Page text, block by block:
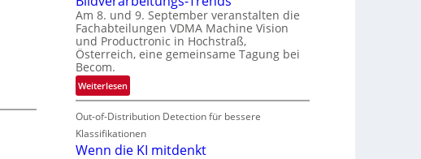
c
h
k
e
i
t
e
n
e
r
i
n
I
S
I
O
N
d
e
d
T
o
u
e
n
a
Am 8. und 9. September veranstalten die
Fachabteilungen VDMA Machine Vision
und Productronic in Hochstraß,
Österreich, eine gemeinsame Tagung bei
Becom.
Weiterlesen:
T
a
g
u
Out-of-Distribution Detection für bessere
Klassifikationen
Wenn die KI mitdenkt